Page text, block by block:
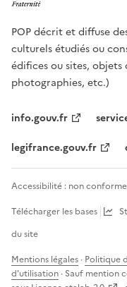
POP décrit et diffuse
culturels étudiés ou
édifices ou sites, objets
photographies, etc.)
info.gouv.fr
legifrance.gouv.fr
Accessibilité : non conforme
Télécharger les bases
du site
Mentions légales · Politique
d'utilisation · Sauf mention